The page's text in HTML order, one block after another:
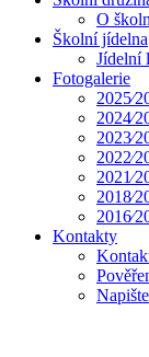
O
Školní jídelna
Jídelní
Fotogalerie
Kontakty